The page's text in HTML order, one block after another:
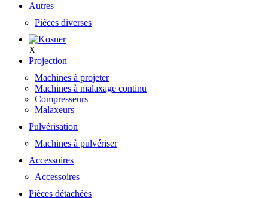
Autres
Pièces diverses
X
Projection
Machines à projeter
Machines à malaxage continu
Compresseurs
Malaxeurs
Pulvérisation
Machines à pulvériser
Accessoires
Accessoires
Pièces détachées